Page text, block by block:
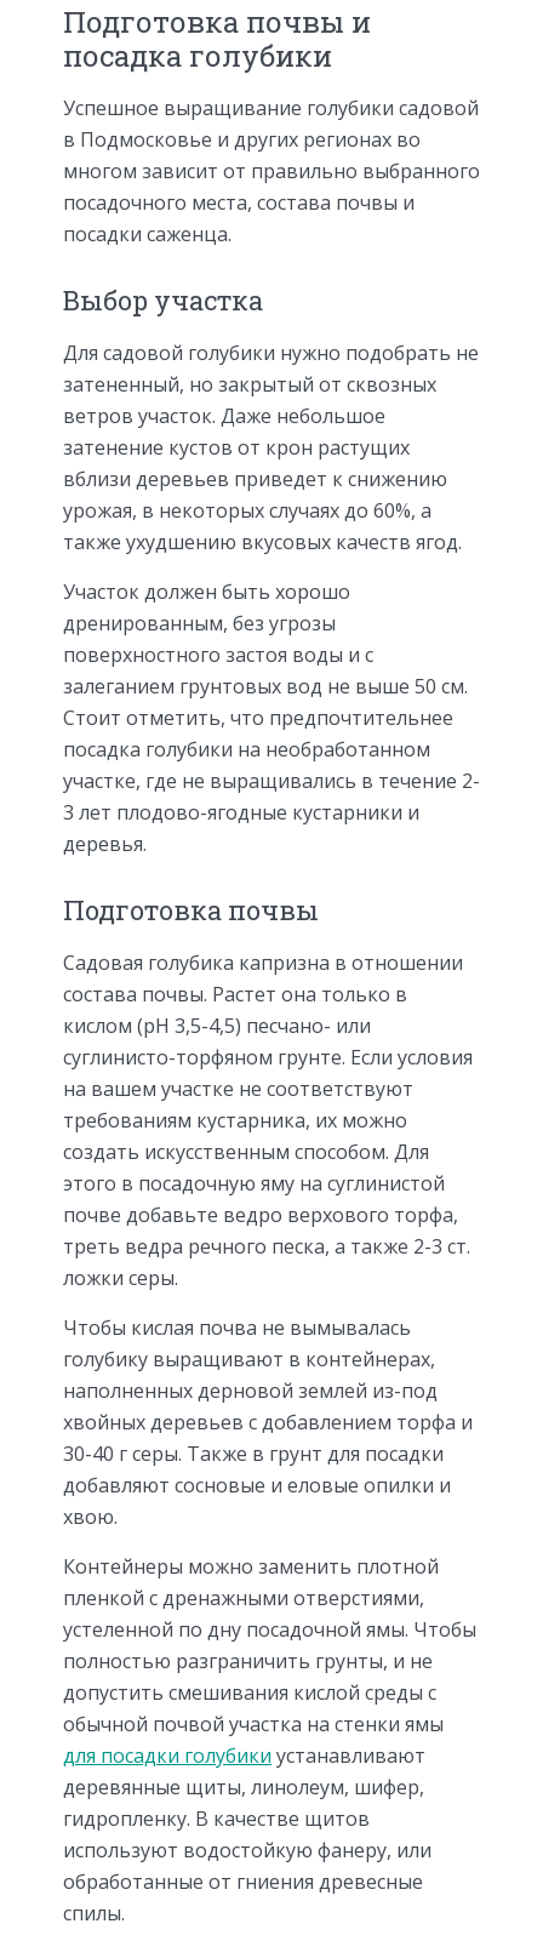
Подготовка почвы и
посадка голубики
Успешное выращивание голубики садовой
в Подмосковье и других регионах во
многом зависит от правильно выбранного
посадочного места, состава почвы и
посадки саженца.
Выбор участка
Для садовой голубики нужно подобрать не
затененный, но закрытый от сквозных
ветров участок. Даже небольшое
затенение кустов от крон растущих
вблизи деревьев приведет к снижению
урожая, в некоторых случаях до 60%, а
также ухудшению вкусовых качеств ягод.
Участок должен быть хорошо
дренированным, без угрозы
поверхностного застоя воды и с
залеганием грунтовых вод не выше 50 см.
Стоит отметить, что предпочтительнее
посадка голубики на необработанном
участке, где не выращивались в течение 2-
3 лет плодово-ягодные кустарники и
деревья.
Подготовка почвы
Садовая голубика капризна в отношении
состава почвы. Растет она только в
кислом (рН 3,5-4,5) песчано- или
суглинисто-торфяном грунте. Если условия
на вашем участке не соответствуют
требованиям кустарника, их можно
создать искусственным способом. Для
этого в посадочную яму на суглинистой
почве добавьте ведро верхового торфа,
треть ведра речного песка, а также 2-3 ст.
ложки серы.
Чтобы кислая почва не вымывалась
голубику выращивают в контейнерах,
наполненных дерновой землей из-под
хвойных деревьев с добавлением торфа и
30-40 г серы. Также в грунт для посадки
добавляют сосновые и еловые опилки и
хвою.
Контейнеры можно заменить плотной
пленкой с дренажными отверстиями,
устеленной по дну посадочной ямы. Чтобы
полностью разграничить грунты, и не
допустить смешивания кислой среды с
обычной почвой участка на стенки ямы
для посадки голубики устанавливают
деревянные щиты, линолеум, шифер,
гидропленку. В качестве щитов
используют водостойкую фанеру, или
обработанные от гниения древесные
спилы.